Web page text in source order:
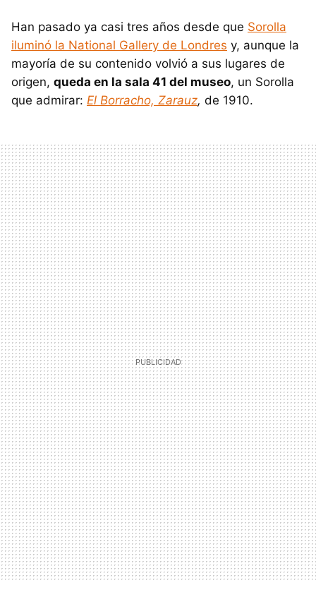
Han pasado ya casi tres años desde que Sorolla
iluminó la National Gallery de Londres y, aunque la
mayoría de su contenido volvió a sus lugares de
origen, queda en la sala 41 del museo, un Sorolla
que admirar: El Borracho, Zarauz, de 1910.